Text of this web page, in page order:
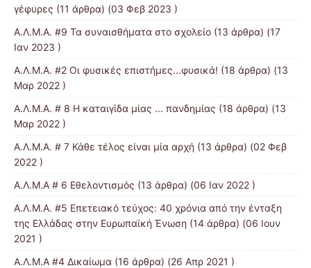
γέφυρες (11 άρθρα) (03 Φεβ 2023 )
Α.Λ.Μ.Α. #9 Τα συναισθήματα στο σχολείο (13 άρθρα) (17
Ιαν 2023 )
Α.Λ.Μ.Α. #2 Οι φυσικές επιστήμες...φυσικά! (18 άρθρα) (13
Μαρ 2022 )
Α.Λ.Μ.Α. # 8 Η καταιγίδα μίας ... πανδημίας (18 άρθρα) (13
Μαρ 2022 )
Α.Λ.Μ.Α. # 7 Κάθε τέλος είναι μία αρχή (13 άρθρα) (02 Φεβ
2022 )
Α.Λ.Μ.Α # 6 Εθελοντισμός (13 άρθρα) (06 Ιαν 2022 )
Α.Λ.Μ.Α. #5 Επετειακό τεύχος: 40 χρόνια από την ένταξη
της Ελλάδας στην Ευρωπαϊκή Ένωση (14 άρθρα) (06 Ιουν
2021 )
Α.Λ.Μ.Α #4 Δικαίωμα (16 άρθρα) (26 Απρ 2021 )